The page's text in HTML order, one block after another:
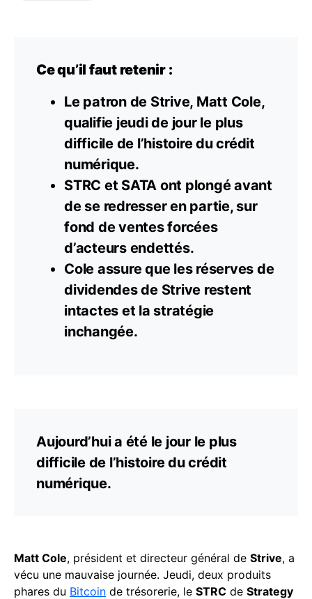
Ce qu’il faut retenir :
Le patron de Strive, Matt Cole,
qualifie jeudi de jour le plus
difficile de l’histoire du crédit
numérique.
STRC et SATA ont plongé avant
de se redresser en partie, sur
fond de ventes forcées
d’acteurs endettés.
Cole assure que les réserves de
dividendesde Strive restent
intactes et la stratégie
inchangée.
Aujourd’hui a été le jour le plus
difficile de l’histoire du crédit
numérique.
Matt Cole, président et directeur général de Strive, a
vécu une mauvaise journée. Jeudi, deux produits
phares du Bitcoin de trésorerie, le STRC de Strategy